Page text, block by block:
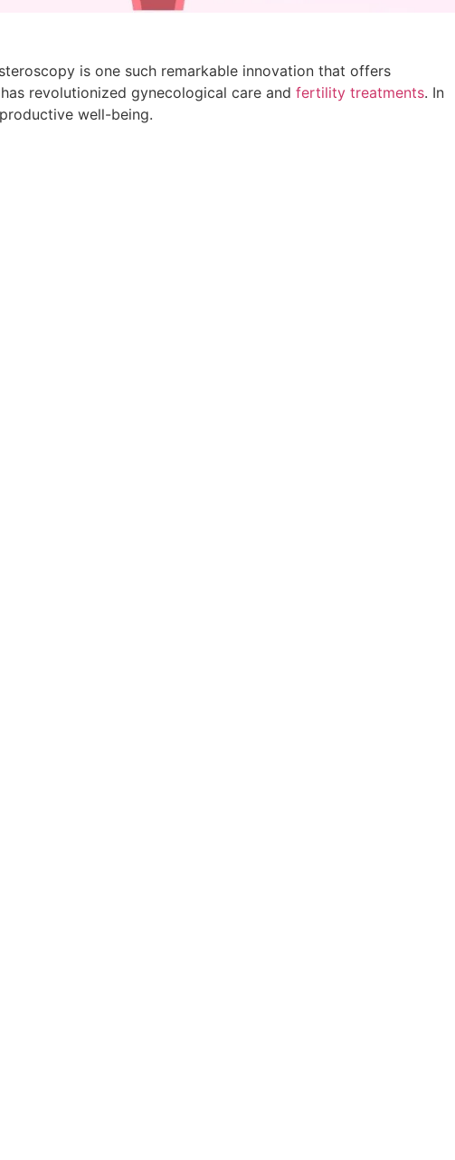
is one such remarkable innovation that offers
revolutionized gynecological care and fertility treatments. In
well-being.